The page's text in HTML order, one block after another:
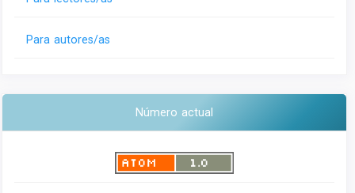
Para autores/as
Número actual